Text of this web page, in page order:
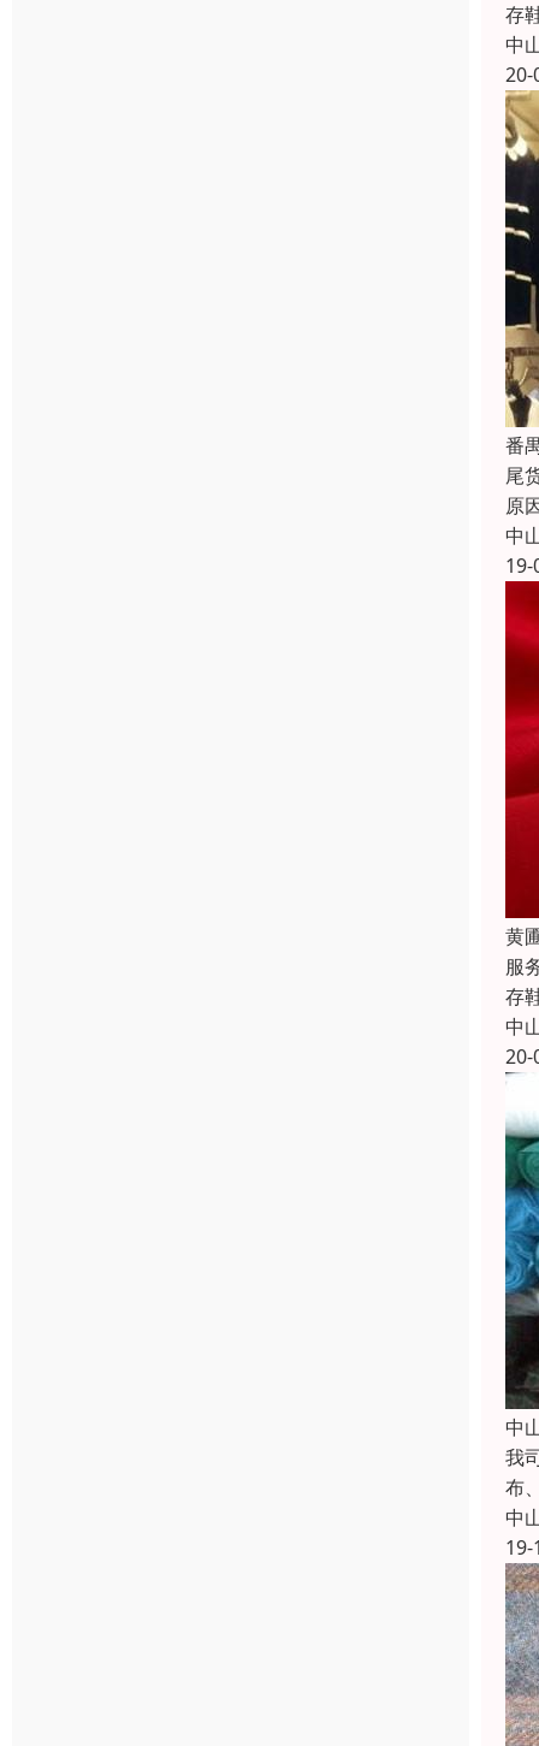
存
中
20-
番
尾
原
中
19-
黄
服
存
中
20-
中
我
布
中
19-